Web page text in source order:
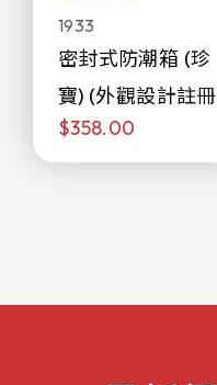
1933
密封式防潮箱 (珍
寶) (外觀設計註
$358.00